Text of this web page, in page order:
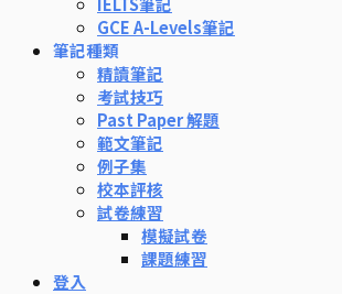
GCE A-Levels筆記
筆記種類
精讀筆記
考試技巧
Past Paper 解題
範文筆記
例子集
校本評核
試卷練習
模擬試卷
課題練習
登入